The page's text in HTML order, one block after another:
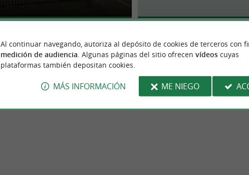
Al continuar navegando, autoriza al depósito de cookies de terceros con
medición de audiencia . Algunas páginas del sitio ofrecen vídeoscuyas
plataformas también depositan cookies.
MÁS INFORMACIÓN ME NIEGO